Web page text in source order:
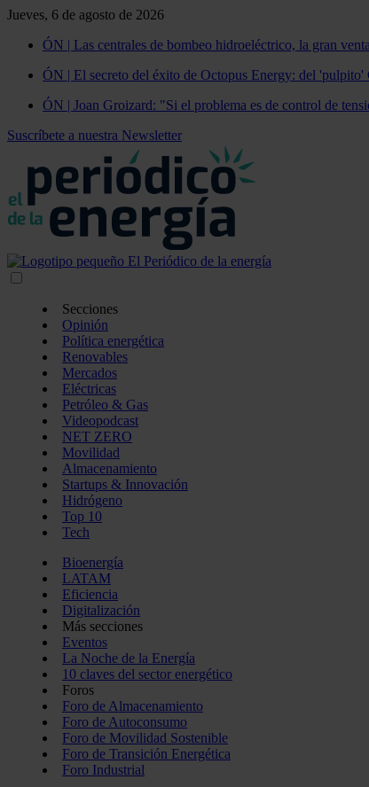
Jueves, 6 de agosto de 2026
ÓN | Las centrales de bombeo hidroeléctrico, la gran
ÓN | El secreto del éxito de Octopus Energy: del 'pulpito'
ÓN | Joan Groizard: "Si el problema es de control de
Suscríbete a nuestra Newsletter
Secciones
Opinión
Política energética
Renovables
Mercados
Eléctricas
Petróleo & Gas
Videopodcast
NET ZERO
Movilidad
Almacenamiento
Startups & Innovación
Hidrógeno
Top 10
Tech
Bioenergía
LATAM
Eficiencia
Digitalización
Más secciones
Eventos
La Noche de la Energía
10 claves del sector energético
Foros
Foro de Almacenamiento
Foro de Autoconsumo
Foro de Movilidad Sostenible
Foro de Transición Energética
Foro Industrial